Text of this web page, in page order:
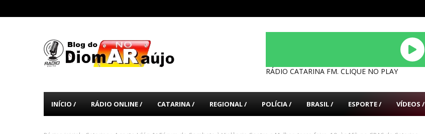
RÁDIO CATARINA FM. CLIQUE NO PLAY
INÍCIO / RÁDIO ONLINE / CATARINA / REGIONAL / POLÍCIA / BRASIL / ESPORTE / VÍDEOS /